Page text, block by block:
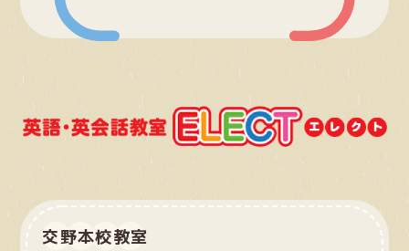
交野本校教室